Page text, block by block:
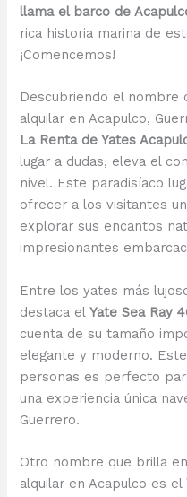
llama el barco de
rica historia marina de
¡Comencemos!
Descubriendo el nombre
alquilar en Acapulco,
La Renta de Yates
lugar a dudas, eleva el
nivel. Este paradisíaco
ofrecer a los visitantes
explorar sus encantos
impresionantes
Entre los yates más
destaca elYate Sea Ray
cuenta de su tamaño
elegante y moderno.
personas es perfecto
una experiencia única
Guerrero.
Otro nombre que brilla
alquilar en Acapulco es el